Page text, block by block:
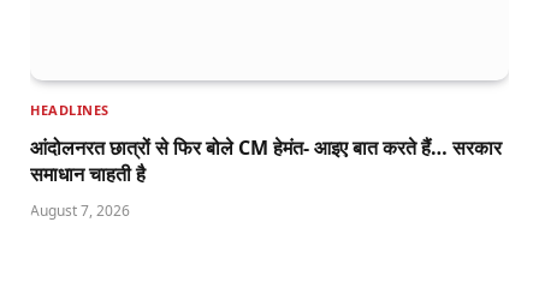
HEADLINES
आंदोलनरत छात्रों से फिर बोले CM हेमंत- आइए बात करते हैं… सरकार
समाधान चाहती है
August 7, 2026